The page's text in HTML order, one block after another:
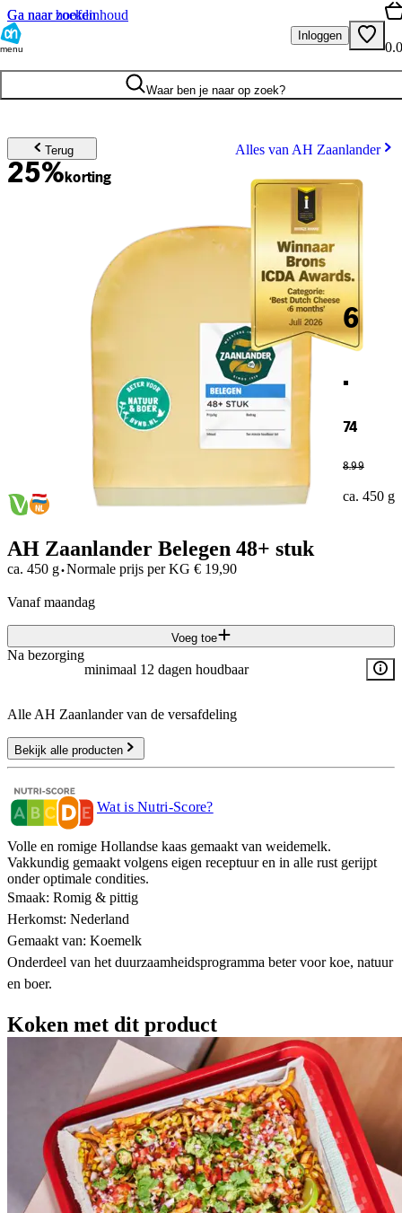
Ga naar hoofdinhoud
Ga naar zoeken
menu
Inloggen
Waar ben je naar op zoek?
Terug Alles van AH Zaanlander
25%korting
6
.
74
8.99
ca. 450 g
AH Zaanlander Belegen 48+ stuk
ca. 450 g·Normale prijs per KG € 19,90
vanaf maandag
Voeg toe
Na bezorging
minimaal 12 dagen houdbaar
Alle AH Zaanlander van de versafdeling
Bekijk alle producten
Wat is Nutri-Score?
Volle en romige Hollandse kaas gemaakt van weidemelk.
Vakkundig gemaakt volgens eigen receptuur en in alle rust gerijpt
onder optimale condities.
Smaak: Romig & pittig
Herkomst: Nederland
Gemaakt van: Koemelk
Onderdeel van het duurzaamheidsprogramma beter voor koe, natuur
en boer.
Koken met dit product